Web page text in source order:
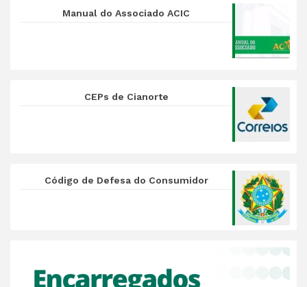
Manual do Associado ACIC
CEPs de Cianorte
Código de Defesa do Consumidor